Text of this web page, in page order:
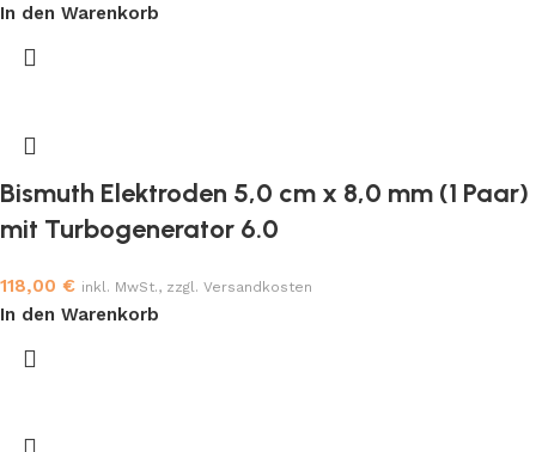
In den Warenkorb
Bismuth Elektroden 5,0 cm x 8,0 mm (1 Paar)
mit Turbogenerator 6.0
118,00 € inkl. MwSt., zzgl. Versandkosten
In den Warenkorb